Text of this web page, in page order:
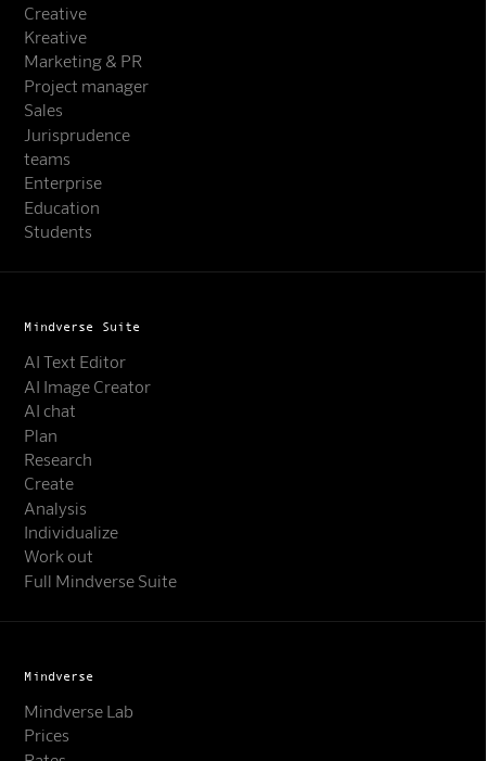
Creative
Kreative
Marketing & PR
Project manager
Sales
Jurisprudence
teams
Enterprise
Education
Students
Mindverse Suite
AI Text Editor
AI Image Creator
AI chat
Plan
Research
Create
Analysis
Individualize
Work out
Full Mindverse Suite
Mindverse
Mindverse Lab
Prices